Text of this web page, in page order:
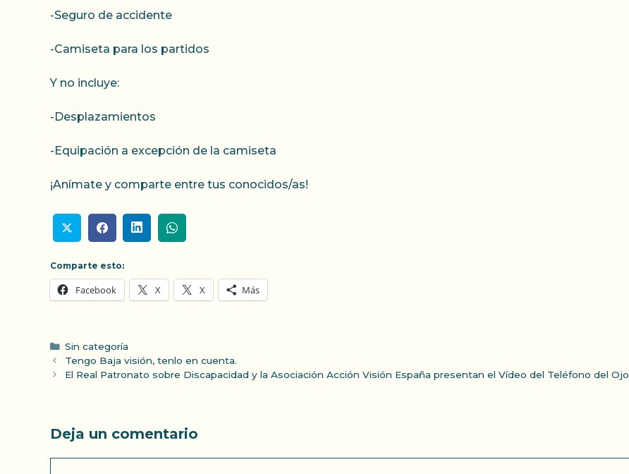
-Seguro de accidente
-Camiseta para los partidos
Y no incluye:
-Desplazamientos
-Equipación a excepción de la camiseta
¡Anímate y comparte entre tus conocidos/as!
Comparte esto:
Facebook X X Más
Categorías
Sin categoría
Tengo Baja visión, tenlo en cuenta.
El Real Patronato sobre Discapacidad y la Asociación Acción Visión España presentan el Vídeo del Teléfono del Ojo
Deja un comentario